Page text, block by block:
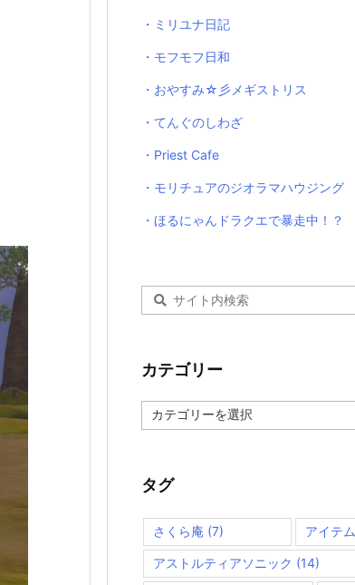
・ミリユナ日記
・モフモフ日和
・おやすみ☆彡メギストリス
・てんぐのしわざ
・Priest Cafe
・モリチュアのジオラマハウジング
・ほるにゃんドラクエで暴走中！？
カテゴリー
テ
ー
タグ
さくら庵 (7) アイテム
アストルティアソニック (14)